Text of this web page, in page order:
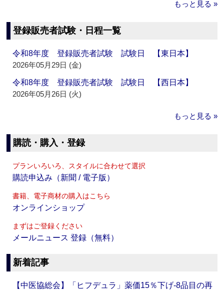
もっと見る »
登録販売者試験・日程一覧
令和8年度 登録販売者試験 試験日 【東日本】
2026年05月29日 (金)
令和8年度 登録販売者試験 試験日 【西日本】
2026年05月26日 (火)
もっと見る »
購読・購入・登録
プランいろいろ、スタイルに合わせて選択
購読申込み（新聞 / 電子版）
書籍、電子商材の購入はこちら
オンラインショップ
まずはご登録ください
メールニュース 登録（無料）
新着記事
【中医協総会】「ヒフデュラ」薬価15％下げ‐8品目の再